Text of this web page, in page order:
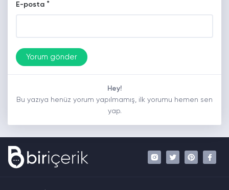
E-posta *
Hey!
Bu yazıya henüz yorum yapılmamış, ilk yorumu hemen sen
yap.